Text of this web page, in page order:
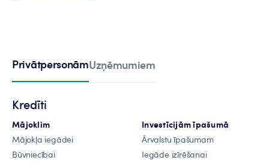
PrivātpersonāmUzņēmumiem
Kredīti
Mājoklim
Mājokļa iegādei
Būvniecībai
Investīcijām īpašumā
Ārvalstu īpašumam
Iegāde izīrēšanai